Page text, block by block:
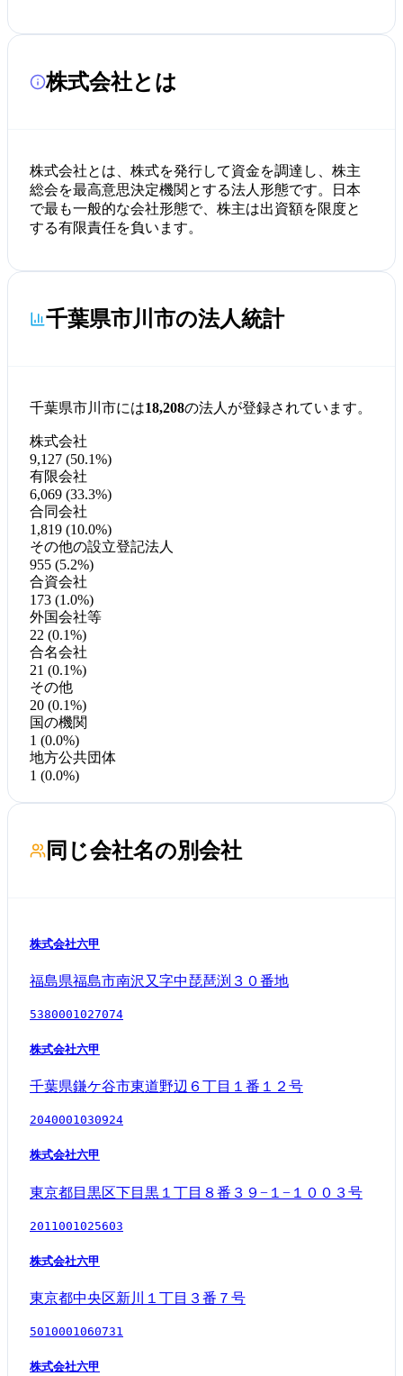
株式会社とは
株式会社とは、株式を発行して資金を調達し、株主
総会を最高意思決定機関とする法人形態です。日本
で最も一般的な会社形態で、株主は出資額を限度と
する有限責任を負います。
千葉県市川市の法人統計
千葉県市川市には18,208の法人が登録されています。
株式会社
9,127 (50.1%)
有限会社
6,069 (33.3%)
合同会社
1,819 (10.0%)
その他の設立登記法人
955 (5.2%)
合資会社
173 (1.0%)
外国会社等
22 (0.1%)
合名会社
21 (0.1%)
その他
20 (0.1%)
国の機関
1 (0.0%)
地方公共団体
1 (0.0%)
同じ会社名の別会社
株式会社六甲
福島県福島市南沢又字中琵琶渕３０番地
5380001027074
株式会社六甲
千葉県鎌ケ谷市東道野辺６丁目１番１２号
2040001030924
株式会社六甲
東京都目黒区下目黒１丁目８番３９−１−１００３号
2011001025603
株式会社六甲
東京都中央区新川１丁目３番７号
5010001060731
株式会社六甲